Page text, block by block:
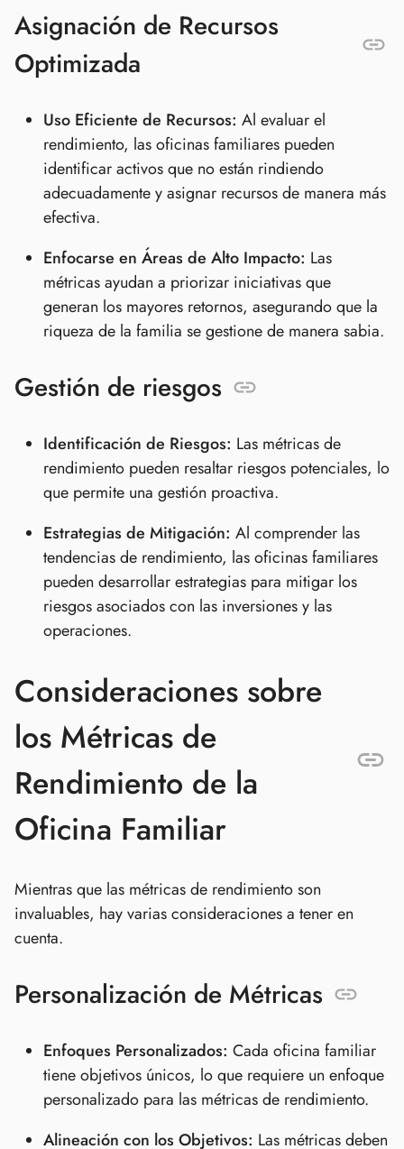
Asignación de Recursos
Optimizada
Uso Eficiente de Recursos: Al evaluar el
rendimiento, las oficinas familiares pueden
identificar activos que no están rindiendo
adecuadamente y asignar recursos de manera más
efectiva.
Enfocarse en Áreas de Alto Impacto: Las
métricas ayudan a priorizar iniciativas que
generan los mayores retornos, asegurando que la
riqueza de la familia se gestione de manera sabia.
Gestión de riesgos
Identificación de Riesgos: Las métricas de
rendimiento pueden resaltar riesgos potenciales, lo
que permite una gestión proactiva.
Estrategias de Mitigación: Al comprender las
tendencias de rendimiento, las oficinas familiares
pueden desarrollar estrategias para mitigar los
riesgos asociados con las inversiones y las
operaciones.
Consideraciones sobre
los Métricas de
Rendimiento de la
Oficina Familiar
Mientras que las métricas de rendimiento son
invaluables, hay varias consideraciones a tener en
cuenta.
Personalización de Métricas
Enfoques Personalizados: Cada oficina familiar
tiene objetivos únicos, lo que requiere un enfoque
personalizado para las métricas de rendimiento.
Alineación con los Objetivos: Las métricas deben